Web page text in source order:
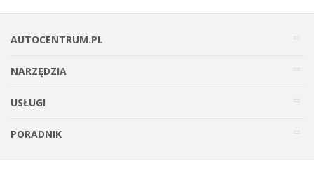
AUTOCENTRUM.PL
NARZĘDZIA
USŁUGI
PORADNIK